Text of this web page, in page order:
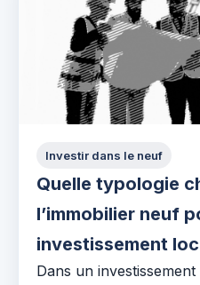
Investir dans le neuf
Quelle typologie
l’immobilier neuf
investissement
Dans un